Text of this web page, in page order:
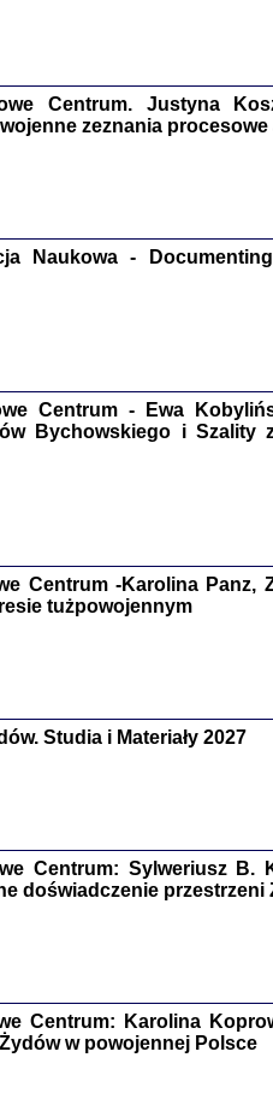
oprac.
Studia i
nr 17, R. 2021
NIE WIEMY CO
Dziennik
Zagłada
Sewek
'z
Centrum. Justyna
zeznania procesowe
Naukowa -
Centrum - Ewa
Bychowskiego i
Centrum -Karolina Panz,
tużpowojennym
Studia i Materiały 2027
Centrum: Sylweriusz B.
doświadczenie przestrzeni
Centrum: Karolina
w powojennej Polsce